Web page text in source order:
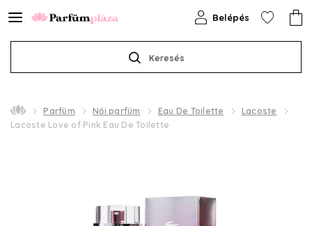
Keresés
Belépés
Parfüm Női parfüm Eau De Toilette
Lacoste
Lacoste Love of Pink Eau De Toilette